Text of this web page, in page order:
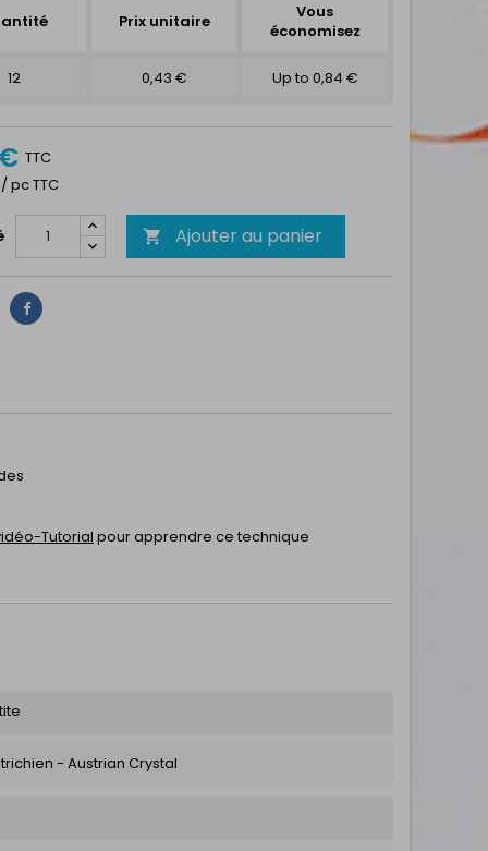
Prix unitaire
Vous
économisez
12 0,43 € Up to 0,84 €
TTC
pc TTC
 Ajouter au panier
Partager
Tutorial pour apprendre ce technique
- Austrian Crystal